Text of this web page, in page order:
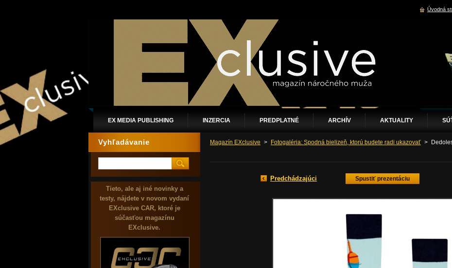
EX MEDIA PUBLISHING INZERCIA PREDPLATNÉ ARCHÍV AKTUALITY
Magazín EXclusive > Fotogaléria: Spodná bielizeň, ktorú budete radi ukazovať >
Predchádzajúci Spustiť prezentáciu
Vyhľadávanie
Tieto, ale aj iné novinky a
testy, nájdete v novom vydaní
EXclusive CAR, ktoré je
súčasťou magazínu
EXclusive.
Úvodná